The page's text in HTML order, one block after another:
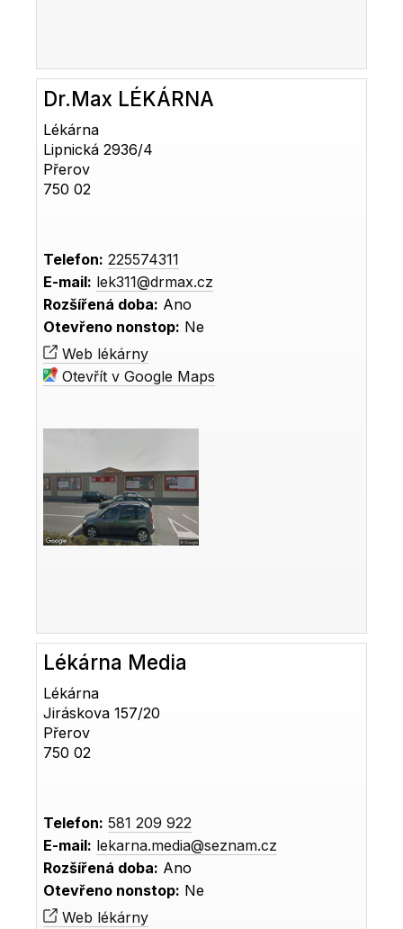
Dr.Max LÉKÁRNA
Lékárna
Lipnická 2936/4
Přerov
750 02
Telefon: 225574311
E-mail: lek311@drmax.cz
Rozšířená doba: Ano
Otevřeno nonstop: Ne
Web lékárny
Otevřít v Google Maps
Lékárna Media
Lékárna
Jiráskova 157/20
Přerov
750 02
Telefon: 581 209 922
E-mail: lekarna.media@seznam.cz
Rozšířená doba: Ano
Otevřeno nonstop: Ne
Web lékárny